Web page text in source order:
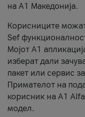
на А1 Македонија.
Корисниците
Sef
Мојот А1
изберат дали
пакет или сервис
Примателот на
корисник на А1
модел.